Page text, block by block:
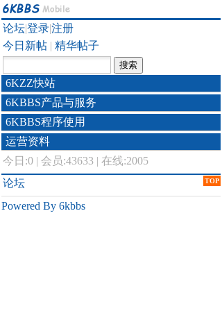
论坛|登录|注册
今日新帖 | 精华帖子
6KZZ快站
6KBBS产品与服务
6KBBS程序使用
运营资料
今日:0 | 会员:43633 | 在线:2005
TOP
论坛
Powered By 6kbbs